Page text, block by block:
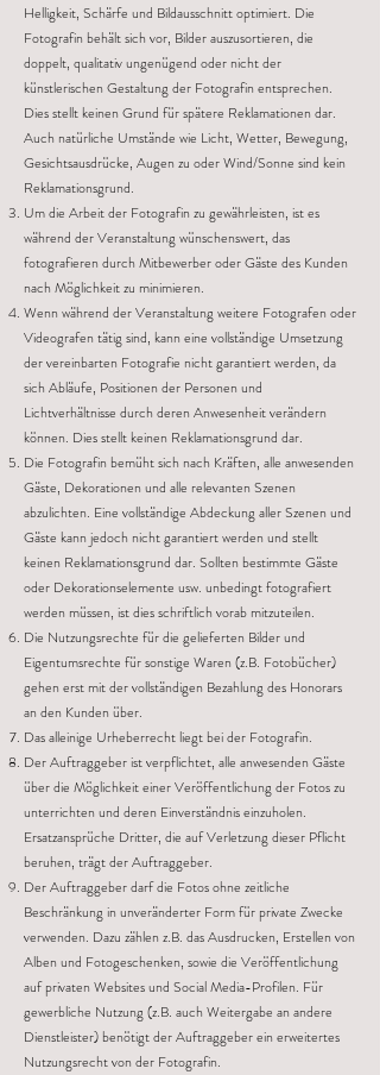
Helligkeit, Schärfe und Bildausschnitt optimiert. Die
Fotografin behält sich vor, Bilder auszusortieren, die
doppelt, qualitativ ungenügend oder nicht der
künstlerischen Gestaltung der Fotografin entsprechen.
Dies stellt keinen Grund für spätere Reklamationen dar.
Auch natürliche Umstände wie Licht, Wetter, Bewegung,
Gesichtsausdrücke, Augen zu oder Wind/Sonne sind kein
Reklamationsgrund.
Um die Arbeit der Fotografin zu gewährleisten, ist es
während der Veranstaltung wünschenswert, das
fotografieren durch Mitbewerber oder Gäste des Kunden
nach Möglichkeit zu minimieren.
Wenn während der Veranstaltung weitere Fotografen oder
Videografen tätig sind, kann eine vollständige Umsetzung
der vereinbarten Fotografie nicht garantiert werden, da
sich Abläufe, Positionen der Personen und
Lichtverhältnisse durch deren Anwesenheit verändern
können. Dies stellt keinen Reklamationsgrund dar.
Die Fotografin bemüht sich nach Kräften, alle anwesenden
Gäste, Dekorationen und alle relevanten Szenen
abzulichten. Eine vollständige Abdeckung aller Szenen und
Gäste kann jedoch nicht garantiert werden und stellt
keinen Reklamationsgrund dar. Sollten bestimmte Gäste
oder Dekorationselemente usw. unbedingt fotografiert
werden müssen, ist dies schriftlich vorab mitzuteilen.
Die Nutzungsrechte für die gelieferten Bilder und
Eigentumsrechte für sonstige Waren (z.B. Fotobücher)
gehen erst mit der vollständigen Bezahlung des Honorars
an den Kunden über.
Das alleinige Urheberrecht liegt bei der Fotografin.
Der Auftraggeber ist verpflichtet, alle anwesenden Gäste
über die Möglichkeit einer Veröffentlichung der Fotos zu
unterrichten und deren Einverständnis einzuholen.
Ersatzansprüche Dritter, die auf Verletzung dieser Pflicht
beruhen, trägt der Auftraggeber.
Der Auftraggeber darf die Fotos ohne zeitliche
Beschränkung in unveränderter Form für private Zwecke
verwenden. Dazu zählen z.B. das Ausdrucken, Erstellen von
Alben und Fotogeschenken, sowie die Veröffentlichung
auf privaten Websites und Social Media-Profilen. Für
gewerbliche Nutzung (z.B. auch Weitergabe an andere
Dienstleister) benötigt der Auftraggeber ein erweitertes
Nutzungsrecht von der Fotografin.